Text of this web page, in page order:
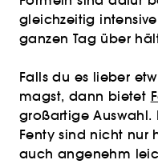
gleichzeitig
ganzen Tag über
Falls du es lieber
magst, dann bietet
großartige Auswahl.
Fenty sind nicht nur
auch angenehm